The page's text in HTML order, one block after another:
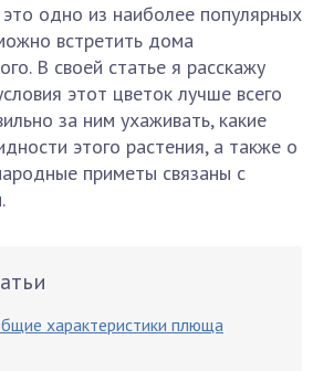
одно из наиболее популярных
встретить дома
В своей статье я расскажу
этот цветок лучше всего
за ним ухаживать, какие
этого растения, а также о
приметы связаны с
характеристики плюща